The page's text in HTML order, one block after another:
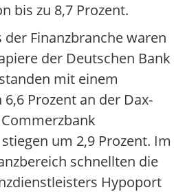
bis zu 8,7 Prozent.
der Finanzbranche waren
der Deutschen Bank
mit einem
Prozent an der Dax-
stiegen um 2,9 Prozent. Im
schnellten die
Hypoport